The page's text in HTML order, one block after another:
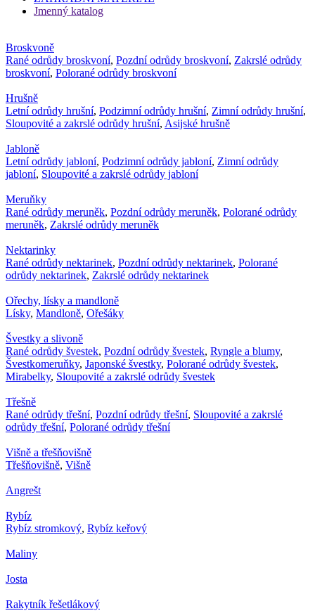
Jmenný katalog
Broskvoně
Rané odrůdy broskvoní, Pozdní odrůdy broskvoní, Zakrslé odrůdy
broskvoní, Polorané odrůdy broskvoní
Hrušně
Letní odrůdy hrušní, Podzimní odrůdy hrušní, Zimní odrůdy hrušní,
Sloupovité a zakrslé odrůdy hrušní, Asijské hrušně
Jabloně
Letní odrůdy jabloní, Podzimní odrůdy jabloní, Zimní odrůdy
jabloní, Sloupovité a zakrslé odrůdy jabloní
Meruňky
Rané odrůdy meruněk, Pozdní odrůdy meruněk, Polorané odrůdy
meruněk, Zakrslé odrůdy meruněk
Nektarinky
Rané odrůdy nektarinek, Pozdní odrůdy nektarinek, Polorané
odrůdy nektarinek, Zakrslé odrůdy nektarinek
Ořechy, lísky a mandloně
Lísky, Mandloně, Ořešáky
Švestky a slivoně
Rané odrůdy švestek, Pozdní odrůdy švestek, Ryngle a blumy,
Švestkomeruňky, Japonské švestky, Polorané odrůdy švestek,
Mirabelky, Sloupovité a zakrslé odrůdy švestek
Třešně
Rané odrůdy třešní, Pozdní odrůdy třešní, Sloupovité a zakrslé
odrůdy třešní, Polorané odrůdy třešní
Višně a třešňovišně
Třešňovišně, Višně
Angrešt
Rybíz
Rybíz stromkový, Rybíz keřový
Maliny
Josta
Rakytník řešetlákový